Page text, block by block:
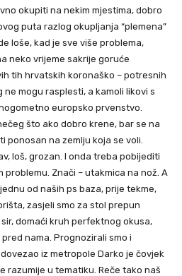
okupiti na nekim mjestima, dobro
puta razlog okupljanja “plemena”
loše, kad je sve više problema,
neko vrijeme sakrije goruće
tih hrvatskih koronaško – potresnih
ne mogu rasplesti, a kamoli likovi s
europsko prvenstvo.
što ako dobro krene, bar se na
ponosan na zemlju koja se voli.
loš, grozan. I onda treba pobijediti
Znači – utakmica na nož. A
od naših ps baza, prije tekme,
zasjeli smo za stol prepun
domaći kruh perfektnog okusa,
nama. Prognozirali smo i
iz metropole Darko je čovjek
razumije u tematiku. Reče tako naš